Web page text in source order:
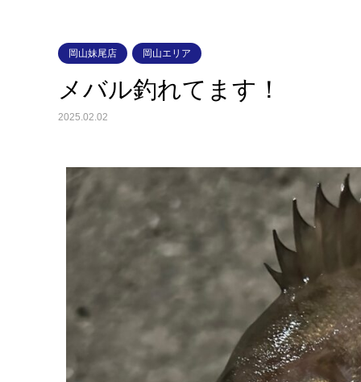
岡山妹尾店 岡山エリア
メバル釣れてます！
2025.02.02